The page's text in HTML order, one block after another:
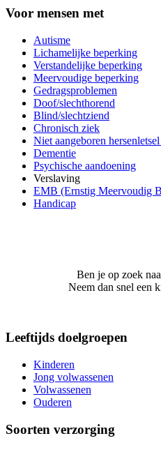
Voor mensen met
Autisme
Lichamelijke beperking
Verstandelijke beperking
Meervoudige beperking
Gedragsproblemen
Doof/slechthorend
Blind/slechtziend
Chronisch ziek
Niet aangeboren
Dementie
Psychische aandoening
Verslaving
EMB (Ernstig Meervoudig
Handicap
Ben je op zoek
Neem dan snel een
Leeftijds doelgroepen
Kinderen
Jong volwassenen
Volwassenen
Ouderen
Soorten verzorging